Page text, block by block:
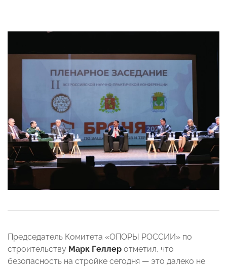
Председатель Комитета «ОПОРЫ РОССИИ» по
строительству Марк Геллер отметил, что
безопасность на стройке сегодня — это далеко не